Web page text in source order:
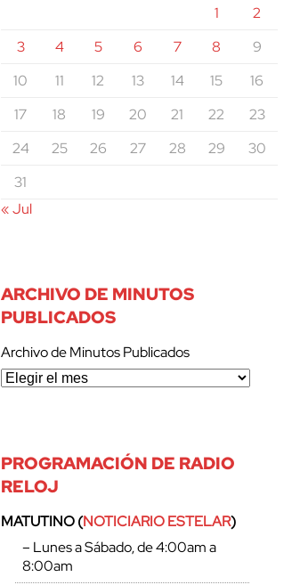
1
2
3
4 5 6 7 8
9
10
11 12 13 14 15
16
17
18 19 20 21 22
23
24
25 26 27 28 29
30
31
« Jul
ARCHIVO DE MINUTOS
PUBLICADOS
Archivo de Minutos Publicados
PROGRAMACIÓN DE RADIO
RELOJ
MATUTINO (NOTICIARIO ESTELAR)
– Lunes a Sábado, de 4:00am a
8:00am